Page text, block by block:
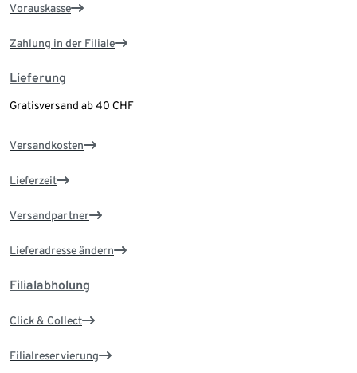
Vorauskasse
Zahlung in der Filiale
Lieferung
Gratisversand ab 40 CHF
Versandkosten
Lieferzeit
Versandpartner
Lieferadresse ändern
Filialabholung
Click & Collect
Filialreservierung